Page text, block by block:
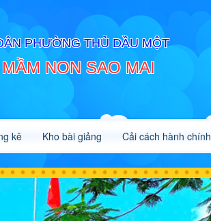
PHƯỜNG THỦ DẦU MỘT
NON SAO MAI
kê Kho bài giảng Cải cách hành chính